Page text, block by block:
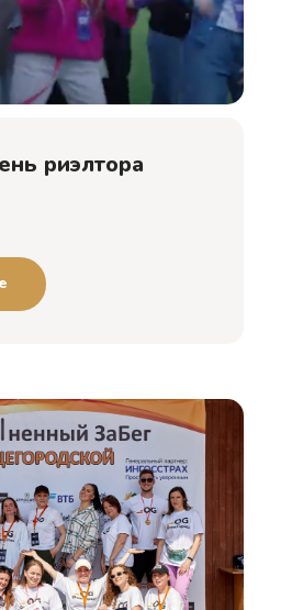
риэлтора